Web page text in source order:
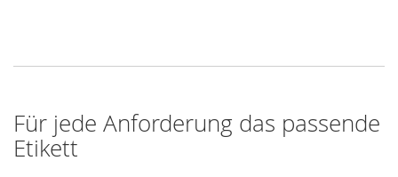
Für jede Anforderung das passende
Etikett